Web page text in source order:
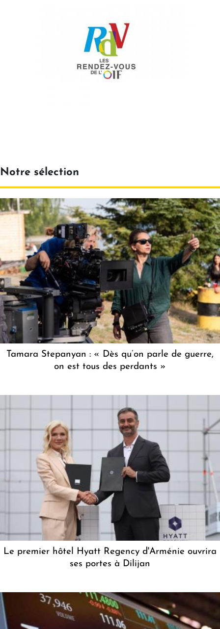
Notre sélection
Tamara Stepanyan : « Dès qu’on parle de guerre,
on est tous des perdants »
Le premier hôtel Hyatt Regency d'Arménie ouvrira
ses portes à Dilijan